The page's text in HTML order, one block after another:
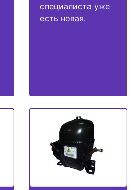
специалиста уже
есть новая.